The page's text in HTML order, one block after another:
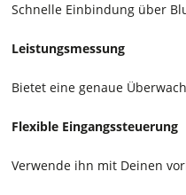
Schnelle Einbindung über
Leistungsmessung
Bietet eine genaue
Flexible Eingangssteuerung
Verwende ihn mit Deinen